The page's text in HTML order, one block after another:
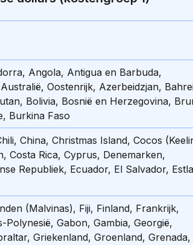
Angola, Antigua en Barbuda,
Oostenrijk, Azerbeidzjan,
Bolivia, Bosnië en Herzegovina,
Burkina Faso
China, Christmas Island, Cocos
Costa Rica, Cyprus, Denemarken,
Republiek, Ecuador, El Salvador,
(Malvinas), Fiji, Finland, Frankrijk,
Polynesië, Gabon, Gambia, Georgië,
Griekenland, Groenland, Grenada,